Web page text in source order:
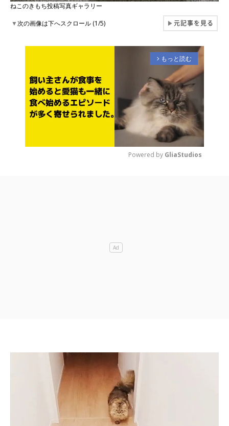
ねこのきもち投稿写真ギャラリー
▼次の画像は下へスクロール (1/5) ▶元記事を見る
arrow_forward_ios もっと読む
Powered by GliaStudios